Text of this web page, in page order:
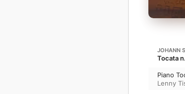
JOHANN
Tocata
Piano
Lenny